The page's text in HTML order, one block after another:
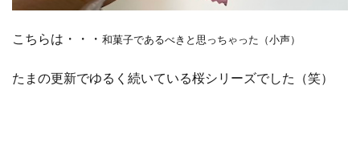
こちらは・・・ 和菓子であるべきと思っちゃった（小声）
たまの更新でゆるく続いている桜シリーズでした（笑）